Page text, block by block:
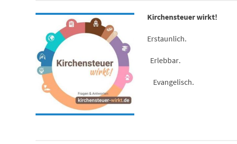
Kirchensteuer wirkt!
Erstaunlich.
Erlebbar.
Evangelisch.